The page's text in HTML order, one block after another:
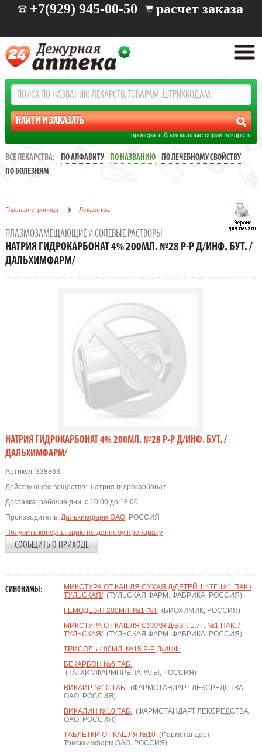
+7(929) 945-00-50 расчет заказа
проверить бракованные серии лекарств
ВСЕ ЛЕКАРСТВА: ПО АЛФАВИТУ ПО НАЗВАНИЮ
ПО ЛЕЧЕБНОМУ СВОЙСТВУ
ПО БОЛЕЗНЯМ
Главная страница Лекарства
НАТРИЯ ГИДРОКАРБОНАТ 4% 200МЛ. №28 Р-Р Д/ИНФ. БУТ. /
ДАЛЬХИМФАРМ/
ПЛАЗМОЗАМЕЩАЮЩИЕ И СОЛЕВЫЕ РАСТВОРЫ
НАТРИЯ ГИДРОКАРБОНАТ 4% 200МЛ. №28 Р-Р Д/ИНФ. БУТ. /
ДАЛЬХИМФАРМ/
НАТРИЯ ГИДРОКАРБОНАТ 4% 200МЛ. №28 Р-Р Д/ИНФ. БУТ. /
ДАЛЬХИМФАРМ/
Артикул:338863
Действующее вещество: натрия гидрокарбонат
Доставка: рабочие дни, с 10:00 до 18:00
Производитель: Дальхимфарм ОАО, РОССИЯ
Получить консультацию по данному препарату
СООБЩИТЬ О ПРИХОДЕ
СИНОНИМЫ:
МИКСТУРА ОТ КАШЛЯ СУХАЯ Д/ДЕТЕЙ 1,47Г. №1 ПАК./
ТУЛЬСКАЯ/(ТУЛЬСКАЯ ФАРМ. ФАБРИКА, РОССИЯ)
ГЕМОДЕЗ-Н 200МЛ. №1 ФЛ.(БИОХИМИК, РОССИЯ)
МИКСТУРА ОТ КАШЛЯ СУХАЯ Д/ВЗР. 1,7Г. №1 ПАК. /
ТУЛЬСКАЯ/(ТУЛЬСКАЯ ФАРМ. ФАБРИКА, РОССИЯ)
ТРИСОЛЬ 400МЛ. №15 Р-Р Д/ИНФ.
БЕКАРБОН №6 ТАБ.
(ТАТХИМФАРМПРЕПАРАТЫ, РОССИЯ)
ВИКАИР №10 ТАБ.(ФАРМСТАНДАРТ ЛЕКСРЕДСТВА
ОАО, РОССИЯ)
ВИКАЛИН №10 ТАБ.(ФАРМСТАНДАРТ ЛЕКСРЕДСТВА
ОАО, РОССИЯ)
ТАБЛЕТКИ ОТ КАШЛЯ №10(Фармстандарт-
Томскхимфарм,ОАО, РОССИЯ)